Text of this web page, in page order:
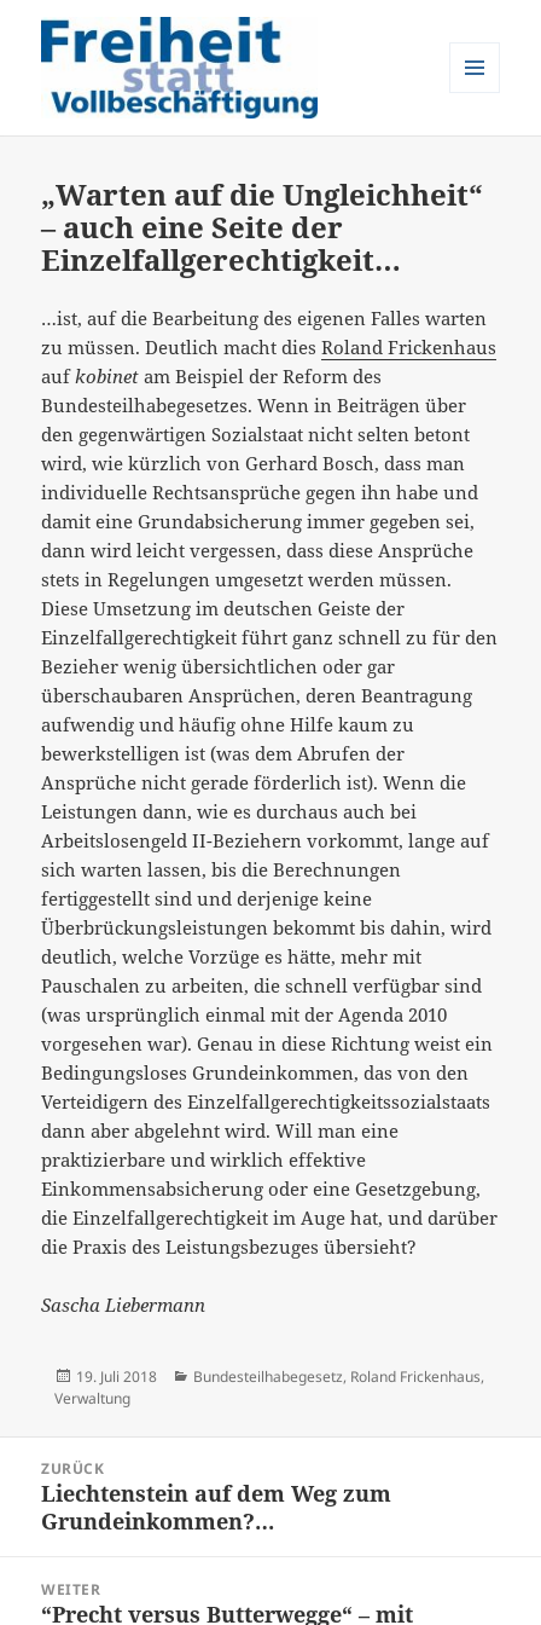
„Warten auf die Ungleichheit“
– auch eine Seite der
Einzelfallgerechtigkeit…
…ist, auf die Bearbeitung des eigenen Falles warten
zu müssen. Deutlich macht diesRoland Frickenhaus
auf kobinet am Beispiel der Reform des
Bundesteilhabegesetzes. Wenn in Beiträgen über
den gegenwärtigen Sozialstaat nicht selten betont
wird, wie kürzlich von Gerhard Bosch, dass man
individuelle Rechtsansprüche gegen ihn habe und
damit eine Grundabsicherung immer gegeben sei,
dann wird leicht vergessen, dass diese Ansprüche
stets in Regelungen umgesetzt werden müssen.
Diese Umsetzung im deutschen Geiste der
Einzelfallgerechtigkeit führt ganz schnell zu für den
Bezieher wenig übersichtlichen oder gar
überschaubaren Ansprüchen, deren Beantragung
aufwendig und häufig ohne Hilfe kaum zu
bewerkstelligen ist (was dem Abrufen der
Ansprüche nicht gerade förderlich ist). Wenn die
Leistungen dann, wie es durchaus auch bei
Arbeitslosengeld II-Beziehern vorkommt, lange auf
sich warten lassen, bis die Berechnungen
fertiggestellt sind und derjenige keine
Überbrückungsleistungen bekommt bis dahin, wird
deutlich, welche Vorzüge es hätte, mehr mit
Pauschalen zu arbeiten, die schnell verfügbar sind
(was ursprünglich einmal mit der Agenda 2010
vorgesehen war). Genau in diese Richtung weist ein
Bedingungsloses Grundeinkommen, das von den
Verteidigern des Einzelfallgerechtigkeitssozialstaats
dann aber abgelehnt wird. Will man eine
praktizierbare und wirklich effektive
Einkommensabsicherung oder eine Gesetzgebung,
die Einzelfallgerechtigkeit im Auge hat, und darüber
die Praxis des Leistungsbezuges übersieht?
Sascha Liebermann
Veröffentlicht
am
19. Juli 2018 Kategorien
Bundesteilhabegesetz, Roland Frickenhaus,
Verwaltung
Navigation
ZURÜCK
Vorheriger
Beitrag:
Liechtenstein auf dem Weg zum
Grundeinkommen?…
WEITER
Nächster
“Precht versus Butterwegge“ – mit